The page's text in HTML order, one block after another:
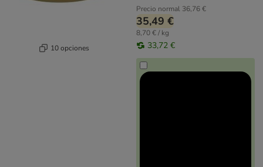
10 opciones
Precio normal 36,76 €
35,49 €
8,70 € / kg
33,72 €